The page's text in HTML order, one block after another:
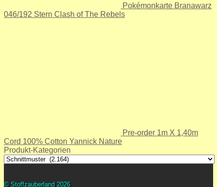
Pokémonkarte Branawarz
046/192 Stern Clash of The Rebels
Pre-order 1m X 1,40m
Cord 100% Cotton Yannick Nature
Produkt-Kategorien
© Stoffzauberland 2026